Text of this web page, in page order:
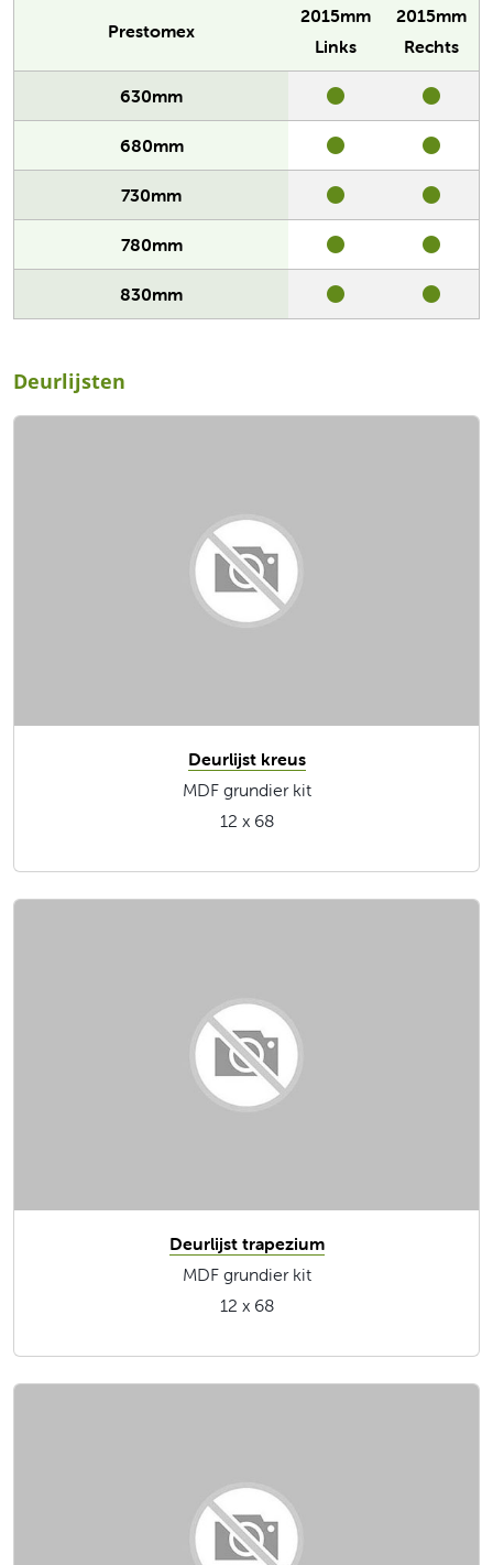
Prestomex
2015mm
Links
2015mm
Rechts
630mm
680mm
730mm
780mm
830mm
Deurlijsten
Deurlijst kreus
MDF grundier kit
12 x 68
Deurlijst trapezium
MDF grundier kit
12 x 68